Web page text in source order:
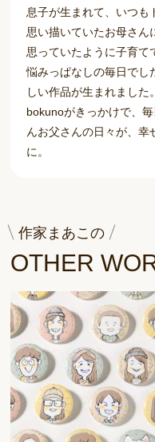
息子が生まれて、いつも
思い描いていたお母さん
思っていたように子育て
悩みっぱなしの毎日でし
しい作品が生まれました。
bokunoがきっかけで、
んお父さんの日々が、幸
に。
作家まあこの
OTHER